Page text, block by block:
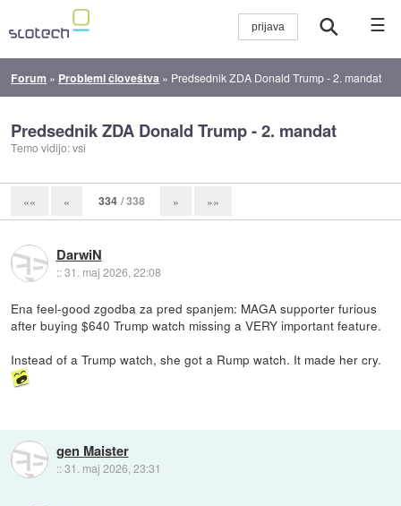
☰
Forum » Problemi človeštva » Predsednik ZDA Donald Trump - 2. mandat
Predsednik ZDA Donald Trump - 2. mandat
Temo vidijo: vsi
«« « 334 / 338 » »»
DarwiN
::31. maj 2026, 22:08
Ena feel-good zgodba za pred spanjem: MAGA supporter furious
after buying $640 Trump watch missing a VERY important feature.
Instead of a Trump watch, she got a Rump watch. It made her cry.
gen Maister
::31. maj 2026, 23:31